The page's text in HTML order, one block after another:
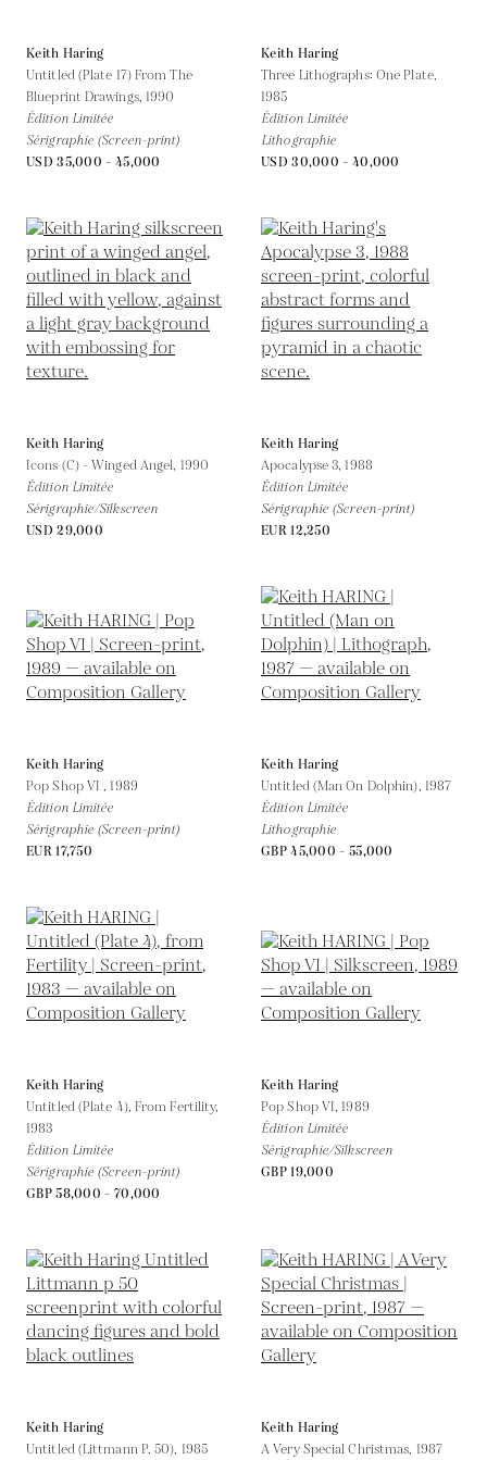
Keith Haring
Untitled (Plate 17) From The
Blueprint Drawings, 1990
Édition Limitée
Sérigraphie (Screen-print)
USD 35,000 - 45,000
Keith Haring
Three Lithographs: One Plate,
1985
Édition Limitée
Lithographie
USD 30,000 - 40,000
Keith Haring
Icons (C) - Winged Angel, 1990
Édition Limitée
Sérigraphie/Silkscreen
USD 29,000
Keith Haring
Apocalypse 3,1988
Édition Limitée
Sérigraphie (Screen-print)
EUR 12,250
Keith Haring
Pop Shop VI ,1989
Édition Limitée
Sérigraphie (Screen-print)
EUR 17,750
Keith Haring
Untitled (Man On Dolphin), 1987
Édition Limitée
Lithographie
GBP 45,000 - 55,000
Keith Haring
Untitled (Plate 4), From Fertility,
1983
Édition Limitée
Sérigraphie (Screen-print)
GBP 58,000 - 70,000
Keith Haring
Pop Shop VI,1989
Édition Limitée
Sérigraphie/Silkscreen
GBP 19,000
Keith Haring
Untitled (Littmann P. 50), 1985
Keith Haring
A Very Special Christmas, 1987